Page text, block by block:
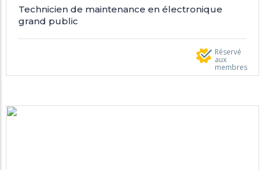
Technicien de maintenance en électronique
grand public
Réservé
aux
membres